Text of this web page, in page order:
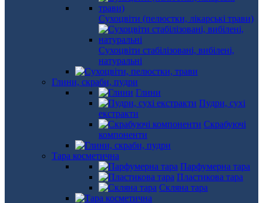
Сухоцвіти (пелюстки, лікарські трави)
Сухоцвіти стабілізовані, вибілені,
натуральні
Глини, скраби, пудри
Глини
Пудри, сухі
екстракти
Скрабуючі
компоненти
Тара косметична
Парфумерна тара
Пластикова тара
Скляна тара